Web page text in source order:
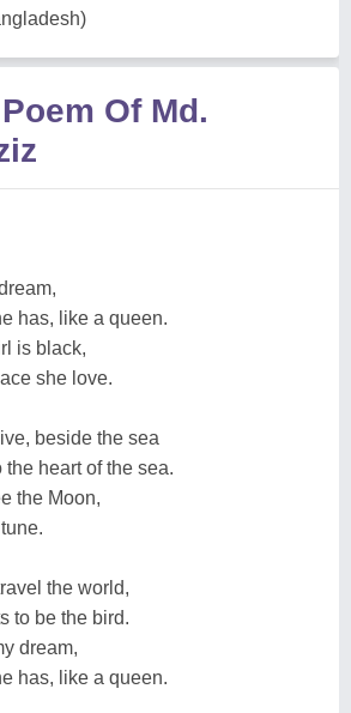
Of Md.
has, like a queen.
is black,
she love.
beside the sea
the heart of the sea.
the Moon,
the world,
to be the bird.
dream,
has, like a queen.